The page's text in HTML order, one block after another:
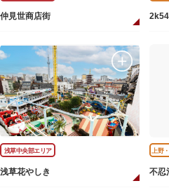
仲見世商店街
浅草中央部エリア
浅草花やしき
上野
不忍